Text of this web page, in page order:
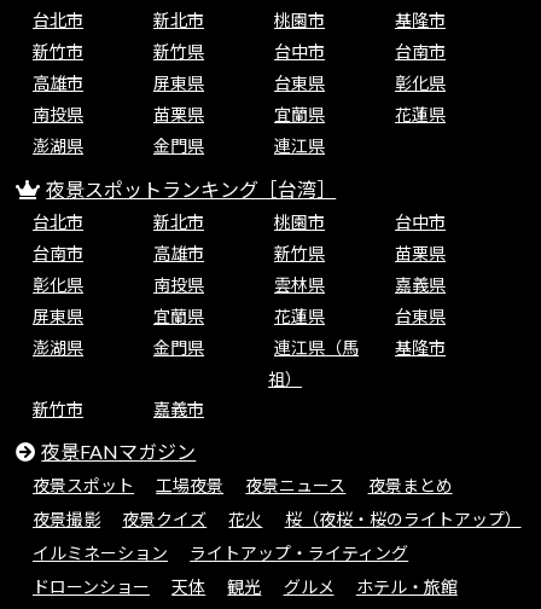
台北市 新北市 桃園市
基隆市
新竹市
新竹県 台中市
台南市
高雄市
屏東県 台東県
彰化県
南投県
苗栗県 宜蘭県
花蓮県
澎湖県
金門県 連江県
夜景スポットランキング［台湾］
台北市 新北市 桃園市
台中市
台南市
高雄市 新竹県
苗栗県
彰化県
南投県 雲林県
嘉義県
屏東県
宜蘭県 花蓮県
台東県
澎湖県
金門県
連江県（馬
祖）
基隆市
新竹市 嘉義市
夜景FANマガジン
夜景スポット 工場夜景 夜景ニュース
夜景まとめ
夜景撮影
夜景クイズ 花火
桜（夜桜・桜のライトアップ）
イルミネーション
ライトアップ・ライティング
ドローンショー
天体 観光 グルメ
ホテル・旅館